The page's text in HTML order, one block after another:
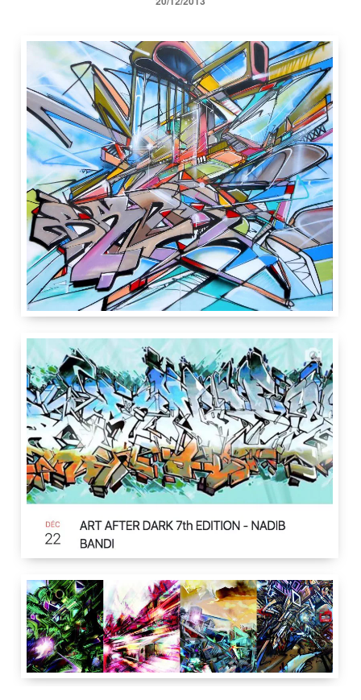
200
cm
200 cm
2 cm
The Ritz-Carlton
Gate Village, Difc, off
Sheikh Zayed Road Dubai Emirats Arabes Unis
The Ritz-Carlton , Gate Village, Difc, off Sheikh Zayed Road,
Nadib Bandi
The Ritz-Carlton